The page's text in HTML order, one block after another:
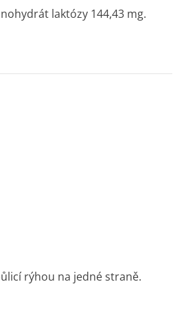
laktózy 144,43 mg.
rýhou na jedné straně.